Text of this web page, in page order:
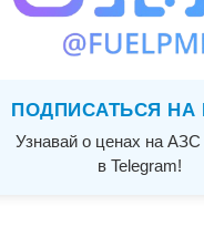
ПОДПИСАТЬСЯ НА
Узнавай о ценах на
в Telegram!